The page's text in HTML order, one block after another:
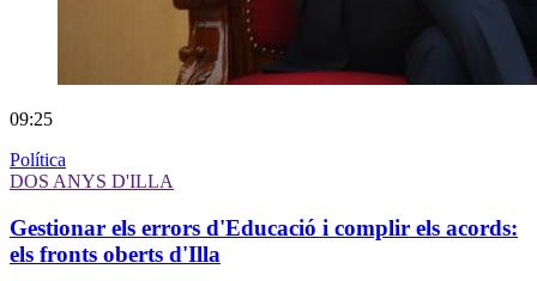
09:25
Política
DOS ANYS D'ILLA
Gestionar els errors d'Educació i complir els acords:
els fronts oberts d'Illa